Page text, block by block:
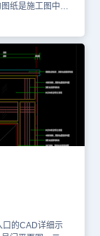
纸是施工图中最
本图纸仅用于学
口的CAD详细示